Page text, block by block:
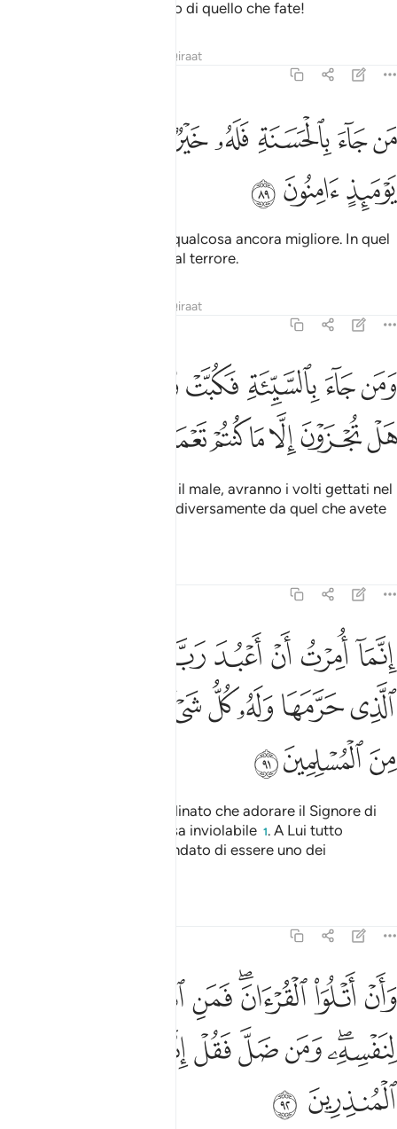
. Egli è ben informato di quello che fate!
Qiraat
من جاء بالحسنة فله خير منها وهم من فزع يوميذ امنون ٨٩
مَن جَآءَ بِٱلْحَسَنَةِ فَلَهُۥ خَيْرٌۭ مِّنْهَا وَهُم مِّن فَزَعٍۢ يَوْمَئِذٍ ءَامِنُونَ ٨٩
ﱁﱂﱃﱄﱅ
ﱊﱋﱌ
Chi verrà con il bene avrà qualcosa ancora migliore. In quel
Giorno saranno al sicuro dal terrore.
Qiraat
ومن جاء بالسيية فكبت وجوههم في النار هل تجزون الا ما كنتم تعملون
وَمَن جَآءَ بِٱلسَّيِّئَةِ فَكُبَّتْ وُجُوهُهُمْ فِى ٱلنَّارِ هَلْ تُجْزَوْنَ إِلَّا مَا كُنتُمْ
ﱍﱎﱏﱐﱑ
ﱔﱕﱖﱗﱘﱙ
E coloro che verranno con il male, avranno i volti gettati nel
Fuoco: «Siete compensati diversamente da quel che avete
انما امرت ان اعبد رب هاذه البلدة الذي حرمها وله كل شيء وامرت ان
إِنَّمَآ أُمِرْتُ أَنْ أَعْبُدَ رَبَّ هَـٰذِهِ ٱلْبَلْدَةِ ٱلَّذِى حَرَّمَهَا وَلَهُۥ
ﱛﱜ ﱝﱞﱟ
ﱢﱣﱤﱥﱦﱧ
ﱫﱬﱭ
In verità non mi è stato ordinato che adorare il Signore di
questa città che Egli ha resa inviolabile 1. A Lui tutto
[appartiene] e mi ha comandato di essere uno dei
وان اتلو القران فمن اهتدى فانما يهتدي لنفسه ومن ضل فقل انما انا من
وَأَنْ أَتْلُوَا۟ ٱلْقُرْءَانَ ۖ فَمَنِ ٱهْتَدَىٰ فَإِنَّمَا يَهْتَدِى لِنَفْسِهِۦ
ﱮﱯﱰﱱﱲﱳ
ﱶﱷﱸﱹﱺﱻ
ﱾ ﱿ